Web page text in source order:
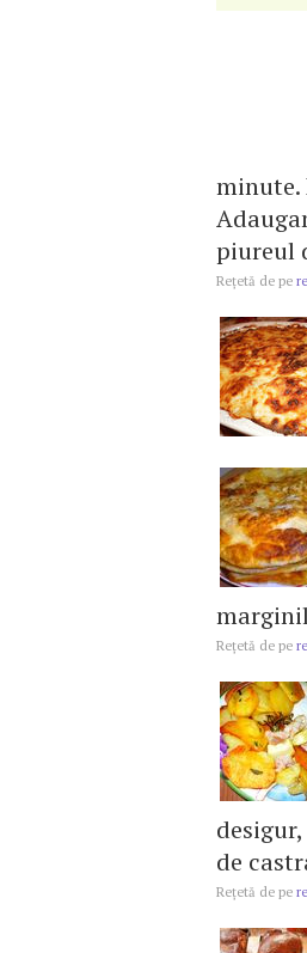
minute.
piureul
Reţetă de pe
Reţetă de pe
de
Reţetă de pe